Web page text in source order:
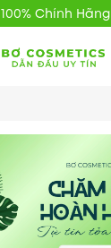
100% Chính Hãng